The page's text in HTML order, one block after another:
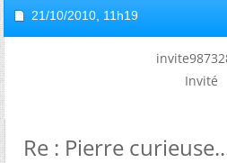
21/10/2010, 11h19
Invité
Re : Pierre